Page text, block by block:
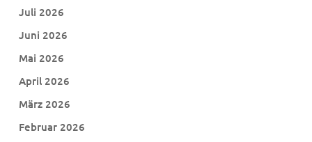
Juli 2026
Juni 2026
Mai 2026
April 2026
März 2026
Februar 2026